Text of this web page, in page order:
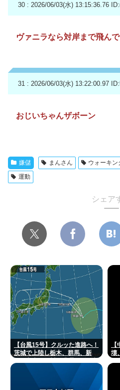
30 : 2026/06/03(水) 13:15:36.76
ヴァニラなら対岸まで飛ん
31 : 2026/06/03(水) 13:22:00.97
おじいちゃんザボーン
嫌儲 まんさん ウォーキン
運動
シェア
【台風15号】クルッた進路へ！
茨城で上陸し栃木、群馬、新
壊